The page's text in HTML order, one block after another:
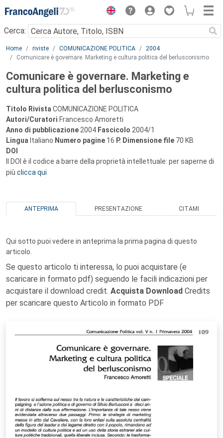
Menu
Cerca:
Main content
Home riviste COMUNICAZIONE POLITICA
2004
Comunicare è governare. Marketing e cultura politica del berlusconismo
Comunicare è governare. Marketing e
cultura politica del berlusconismo
Titolo Rivista COMUNICAZIONE POLITICA
Autori/Curatori Francesco Amoretti
Anno di pubblicazione 2004 Fascicolo 2004/1
Lingua Italiano Numero pagine 16 P. Dimensione file 70 KB
DOI
Il DOI è il codice a barre della proprietà intellettuale: per saperne di
più clicca qui
ANTEPRIMA PRESENTAZIONE CITAMI
Qui sotto puoi vedere in anteprima la prima pagina di questo
articolo.
Se questo articolo ti interessa, lo puoi acquistare (e
scaricare in formato pdf) seguendo le facili indicazioni per
acquistare il download credit. Acquista Download Credits
per scaricare questo Articolo in formato PDF